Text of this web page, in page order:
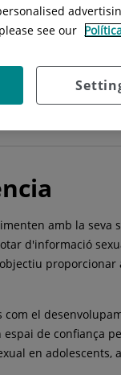
Ginecología y
amb la seva
d'informació
el
de confiança
en adolescents,
see our